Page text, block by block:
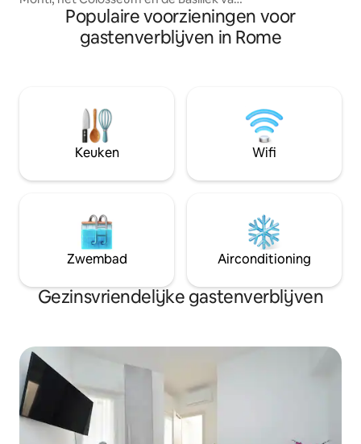
Santa Maria Maggiore. Deze
accommodatie ligt op slechts een korte
wandeling van het centraal station Rome
met haardroger en internationaal
stopcontact, ramen, smart-tv met
Netflix, strijkijzer en strijkplank. In de
gedeelde ruimte vinden gasten een
Populaire voorzieningen voor
gastenverblijven in Rome
Keuken Wifi
Zwembad Airconditioning
Gezinsvriendelijke gastenverblijven